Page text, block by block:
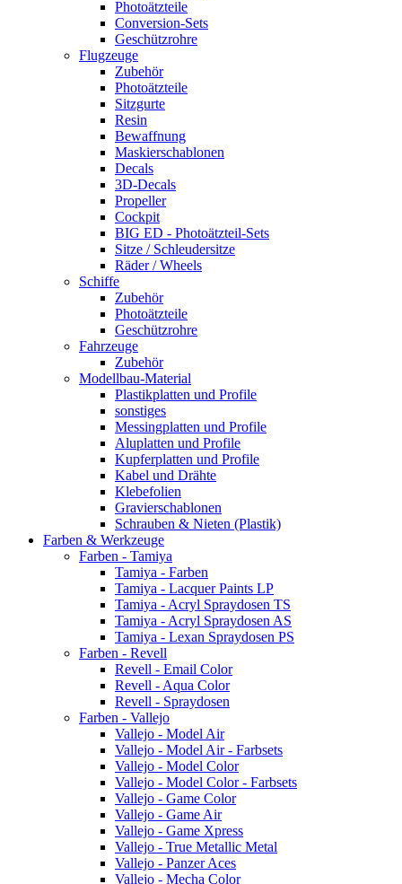
Photoätzteile
Conversion-Sets
Geschützrohre
Flugzeuge
Zubehör
Photoätzteile
Sitzgurte
Resin
Bewaffnung
Maskierschablonen
Decals
3D-Decals
Propeller
Cockpit
BIG ED - Photoätzteil-Sets
Sitze / Schleudersitze
Räder / Wheels
Schiffe
Zubehör
Photoätzteile
Geschützrohre
Fahrzeuge
Zubehör
Modellbau-Material
Plastikplatten und Profile
sonstiges
Messingplatten und Profile
Aluplatten und Profile
Kupferplatten und Profile
Kabel und Drähte
Klebefolien
Gravierschablonen
Schrauben & Nieten (Plastik)
Farben & Werkzeuge
Farben - Tamiya
Tamiya - Farben
Tamiya - Lacquer Paints LP
Tamiya - Acryl Spraydosen TS
Tamiya - Acryl Spraydosen AS
Tamiya - Lexan Spraydosen PS
Farben - Revell
Revell - Email Color
Revell - Aqua Color
Revell - Spraydosen
Farben - Vallejo
Vallejo - Model Air
Vallejo - Model Air - Farbsets
Vallejo - Model Color
Vallejo - Model Color - Farbsets
Vallejo - Game Color
Vallejo - Game Air
Vallejo - Game Xpress
Vallejo - True Metallic Metal
Vallejo - Panzer Aces
Vallejo - Mecha Color